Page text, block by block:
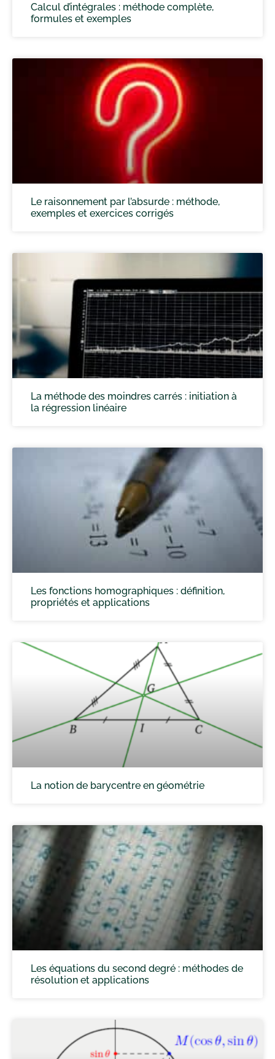
Calcul d’intégrales : méthode complète,
formules et exemples
Le raisonnement par l’absurde : méthode,
exemples et exercices corrigés
La méthode des moindres carrés : initiation à
la régression linéaire
Les fonctions homographiques : définition,
propriétés et applications
La notion de barycentre en géométrie
Les équations du second degré : méthodes de
résolution et applications